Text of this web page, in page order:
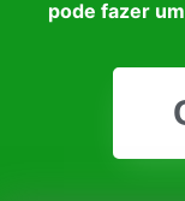
pode fazer